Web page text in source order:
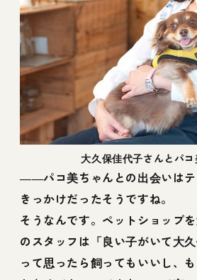
大久保佳代子さんとパ
――パコ美ちゃんとの出会いは
きっかけだったそうですね。
そうなんです。ペットショップ
のスタッフは「良い子がいて大
って思ったら飼ってもいいし、